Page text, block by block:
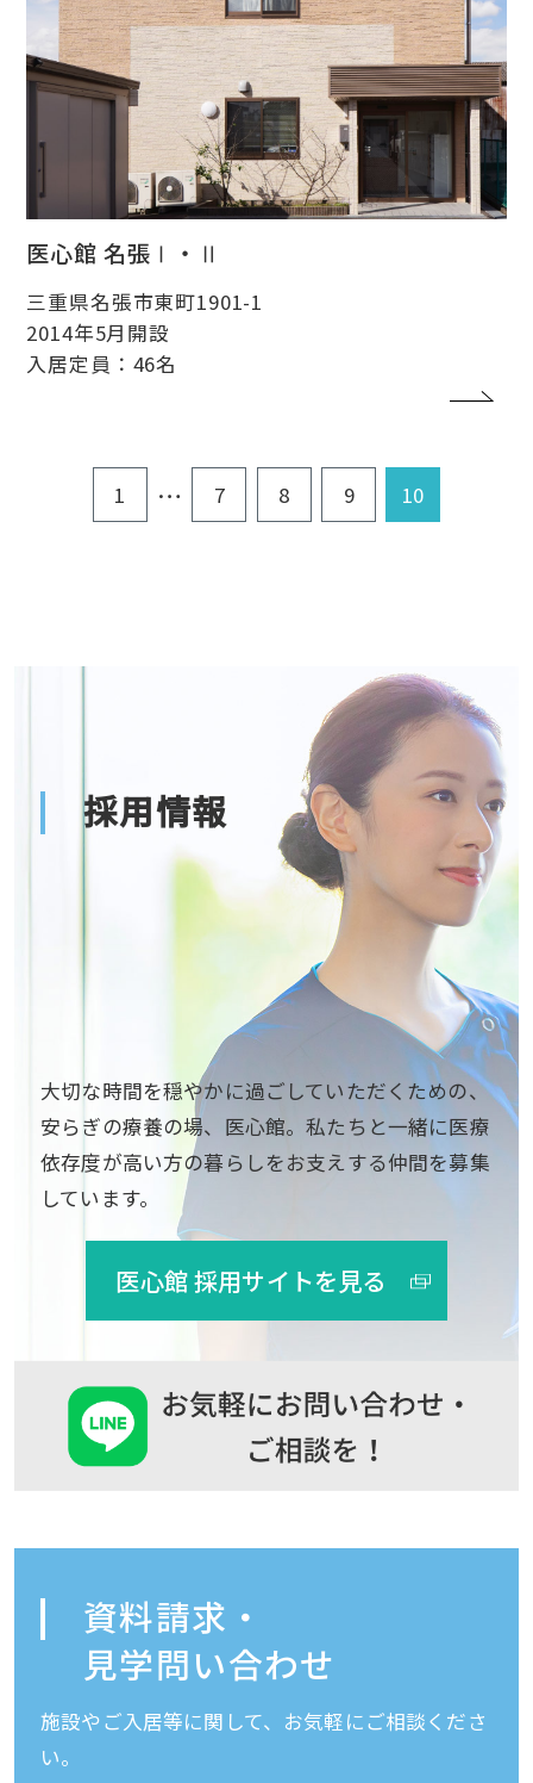
医心館 名張Ⅰ・Ⅱ
三重県名張市東町1901-1
2014年5月開設
入居定員：46名
1 … 7 8 9 10
採用情報
大切な時間を穏やかに過ごしていただくための、
安らぎの療養の場、医心館。私たちと一緒に医療
依存度が高い方の暮らしをお支えする仲間を募集
しています。
医心館 採用サイトを見る
資料請求・
見学問い合わせ
施設やご入居等に関して、お気軽にご相談くださ
い。